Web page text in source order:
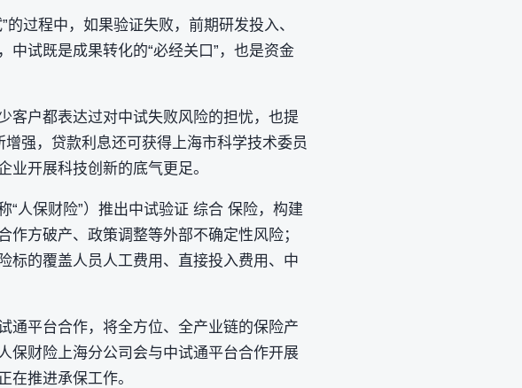
过程中，如果验证失败，前期研发投入、
试既是成果转化的“必经关口”，也是资金
客户都表达过对中试失败风险的担忧，也提
强，贷款利息还可获得上海市科学技术委员
开展科技创新的底气更足。
人保财险”）推出中试验证 综合 保险，构建
方破产、政策调整等外部不确定性风险；
标的覆盖人员人工费用、直接投入费用、中
通平台合作，将全方位、全产业链的保险产
保财险上海分公司会与中试通平台合作开展
在推进承保工作。